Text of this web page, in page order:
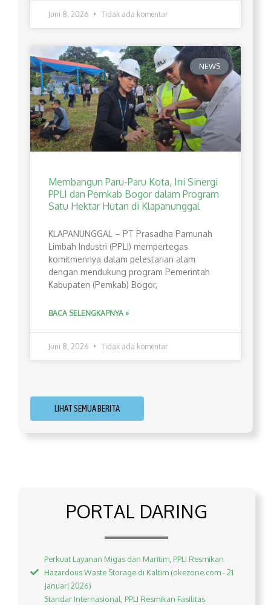
Juni 8, 2026 Tidak ada komentar
NEWS
Membangun Paru-Paru Kota, Ini Sinergi
PPLI dan Pemkab Bogor dalam Program
Satu Hektar Hutan di Klapanunggal
​KLAPANUNGGAL – PT Prasadha Pamunah
Limbah Industri (PPLI) mempertegas
komitmennya dalam pelestarian alam
dengan mendukung program Pemerintah
Kabupaten (Pemkab) Bogor,
BACA SELENGKAPNYA »
Juni 8, 2026 Tidak ada komentar
LIHAT SEMUA BERITA
PORTAL DARING
Perkuat Layanan Migas dan Maritim, PPLI Resmikan
Hazardous Waste Storage di Kaltim (okezone.com - 21
Januari 2026)
Standar Internasional, PPLI Resmikan Fasilitas